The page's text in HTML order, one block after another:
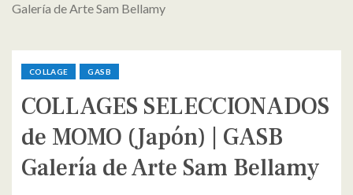
Galería de Arte Sam Bellamy
COLLAGE GASB
COLLAGES SELECCIONADOS
de MOMO (Japón) | GASB
Galería de Arte Sam Bellamy